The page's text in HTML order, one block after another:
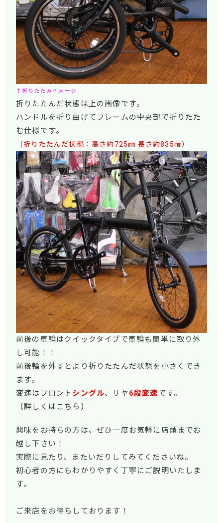
↑折りたたみイメージ
折りたたんだ状態は上の画像です。
ハンドルを折り曲げてフレームの中央部で折りたた
む仕様です。
（折りたたんだ状態：高さ約725㎜ 長さ約835㎜）
前後の車輪はクイックタイプで車輪も簡単に取り外
し可能！！
前後輪を外すとより折りたたんだ状態を小さくでき
ます。
変速はフロント シングル、リヤ6段変速です。
（詳しくはこちら ）
興味をお持ちの方は、ぜひ一度お気軽に店頭までお
越し下さい！
実際に見たり、またいだりしてみてくださいね。
初心者の方にもわかりやすく丁寧にご説明いたしま
す。
ご来店をお待ちしております！